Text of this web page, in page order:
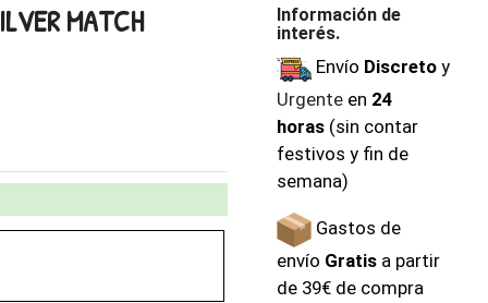
MATCH
Información de
interés.
Envío Discretoy
Urgenteen 24
horas(sin contar
festivos y fin de
semana)
Gastos de
envío Gratisa partir
de 39€ de compra